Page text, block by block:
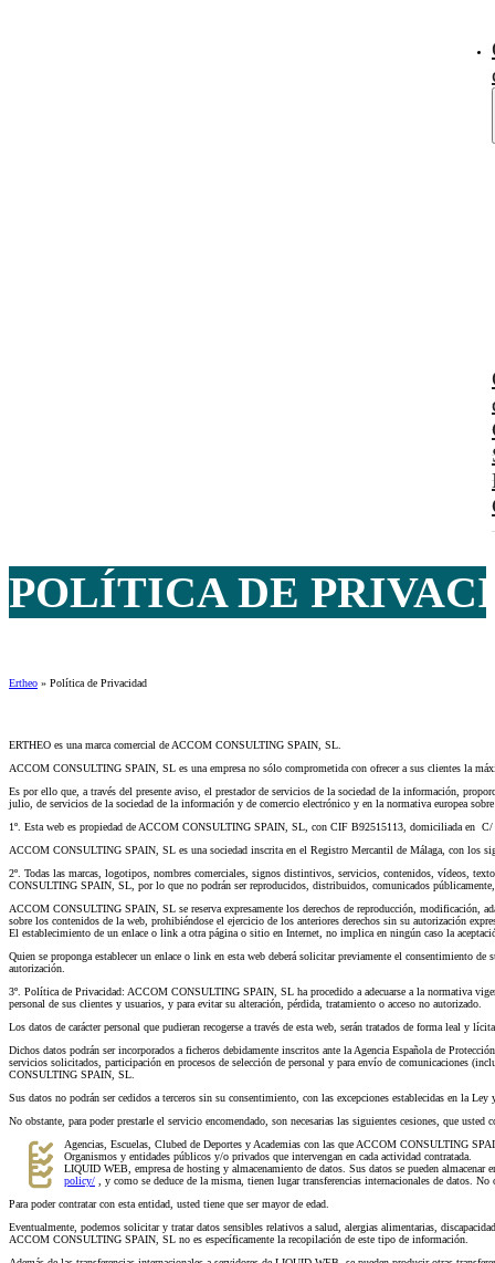
POLÍTICA DE
Ertheo » Política de Privacidad
ERTHEO es una marca comercial de ACCOM CONSULTING SPAIN, SL.
ACCOM CONSULTING SPAIN, SL es una empresa no sólo comprometida con ofrecer a sus clientes la
Es por ello que, a través del presente aviso, el prestador de servicios de la sociedad de la información,
julio, de servicios de la sociedad de la información y de comercio electrónico y en la normativa europea
1º. Esta web es propiedad de ACCOM CONSULTING SPAIN, SL, con CIF B92515113, domiciliada en
ACCOM CONSULTING SPAIN, SL es una sociedad inscrita en el Registro Mercantil de Málaga, con
2º. Todas las marcas, logotipos, nombres comerciales, signos distintivos, servicios, contenidos, vídeos,
CONSULTING SPAIN, SL, por lo que no podrán ser reproducidos, distribuidos, comunicados
ACCOM CONSULTING SPAIN, SL se reserva expresamente los derechos de reproducción, modificación,
sobre los contenidos de la web, prohibiéndose el ejercicio de los anteriores derechos sin su autorización
El establecimiento de un enlace o link a otra página o sitio en Internet, no implica en ningún caso la
Quien se proponga establecer un enlace o link en esta web deberá solicitar previamente el consentimiento
autorización.
3º. Política de Privacidad: ACCOM CONSULTING SPAIN, SL ha procedido a adecuarse a la normativa
personal de sus clientes y usuarios, y para evitar su alteración, pérdida, tratamiento o acceso no autorizado.
Los datos de carácter personal que pudieran recogerse a través de esta web, serán tratados de forma leal y
Dichos datos podrán ser incorporados a ficheros debidamente inscritos ante la Agencia Española de
servicios solicitados, participación en procesos de selección de personal y para envío de comunicaciones
CONSULTING SPAIN, SL.
Sus datos no podrán ser cedidos a terceros sin su consentimiento, con las excepciones establecidas en la
No obstante, para poder prestarle el servicio encomendado, son necesarias las siguientes cesiones, que usted
Agencias, Escuelas, Clubed de Deportes y Academias con las que ACCOM CONSULTING
Organismos y entidades públicos y/o privados que intervengan en cada actividad contratada.
LIQUID WEB, empresa de hosting y almacenamiento de datos. Sus datos se pueden
policy/ , y como se deduce de la misma, tienen lugar transferencias internacionales de datos.
Para poder contratar con esta entidad, usted tiene que ser mayor de edad.
Eventualmente, podemos solicitar y tratar datos sensibles relativos a salud, alergias alimentarias,
ACCOM CONSULTING SPAIN, SL no es específicamente la recopilación de este tipo de información.